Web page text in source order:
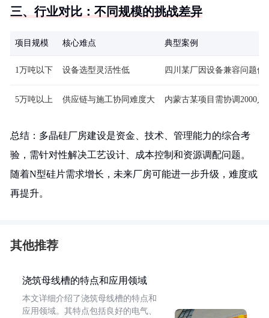
三、行业对比：不同规模的挑战差异
项目规模 核心难点 典型案例
1万吨以下 设备选型灵活性低 四川某厂因设备兼容问题停
5万吨以上 供应链与施工协同难度大 内蒙古某项目需协调2000人
总结：多晶硅厂房建设是资金、技术、管理能力的综合考
验，需针对性解决工艺设计、成本控制和资源调配问题。
随着N型硅片需求增长，未来厂房可能进一步升级，难度或
再提升。
其他推荐
浇筑母线槽的特点和应用领域
本文详细介绍了浇筑母线槽的特点和
应用领域。其特点包括良好的电气、